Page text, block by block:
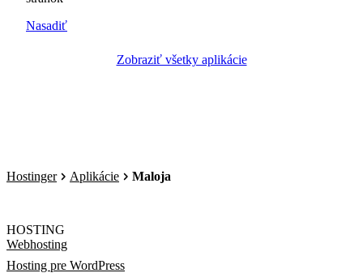
Nasadiť
Zobraziť všetky aplikácie
Hostinger Aplikácie Maloja
HOSTING
Webhosting
Hosting pre WordPress